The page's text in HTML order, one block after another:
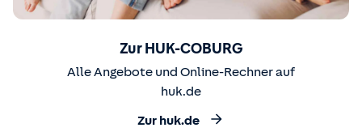
Zur HUK-COBURG
Alle Angebote und Online-Rechner auf
huk.de
Zur huk.de